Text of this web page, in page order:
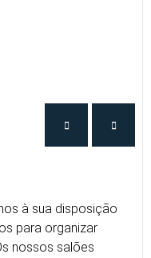
à sua disposição
para organizar
nossos salões